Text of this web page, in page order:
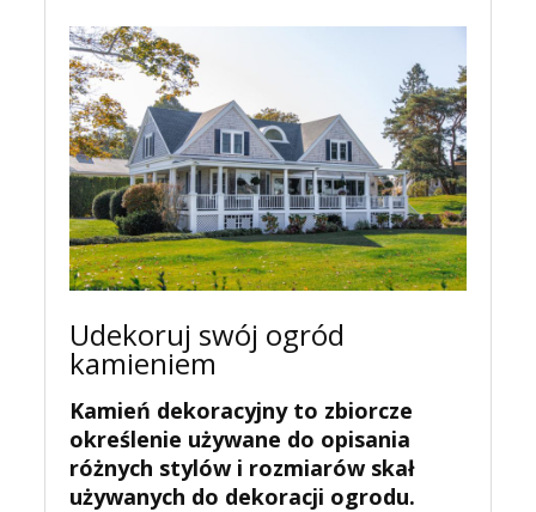
Udekoruj swój ogród
kamieniem
Kamień dekoracyjny to zbiorcze
określenie używane do opisania
różnych stylów i rozmiarów skał
używanych do dekoracji ogrodu.